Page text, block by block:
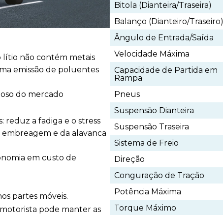
lítio não contém metais
emissão de poluentes
do mercado
reduz a fadiga e o stress
e da alavanca
em custo de
partes móveis.
pode manter as
Bitola (Dianteira/Traseira)
Balanço (Dianteiro/Traseiro)
Ângulo de Entrada/Saída
Velocidade Máxima
Capacidade de Partida em
Rampa
Pneus
Suspensão Dianteira
Suspensão Traseira
Sistema de Freio
Direção
Conguração de Tração
Potência Máxima
Torque Máximo